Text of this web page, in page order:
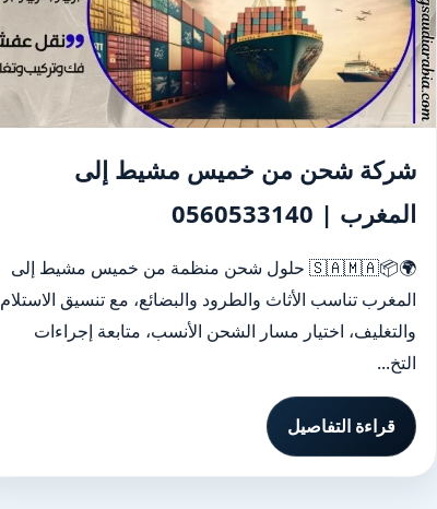
شركة شحن من خميس مشيط إلى
المغرب | 0560533140
🌍📦🇸🇦🇲🇦 حلول شحن منظمة من خميس مشيط إلى
المغرب تناسب الأثاث والطرود والبضائع، مع تنسيق الاستلام
والتغليف، اختيار مسار الشحن الأنسب، متابعة إجراءات
التخ...
قراءة التفاصيل